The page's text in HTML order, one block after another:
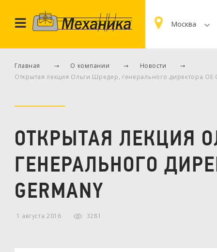
Москва
Главная О компании
Новости
Открытая лекция Ольги Шредер, генерального директора OE
ОТКРЫТАЯ ЛЕКЦИЯ
ГЕНЕРАЛЬНОГО
GERMANY
1 августа 2016 3281